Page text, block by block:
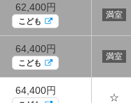
62,400円
こども
満室
64,400円
こども
満室
64,400円
☆